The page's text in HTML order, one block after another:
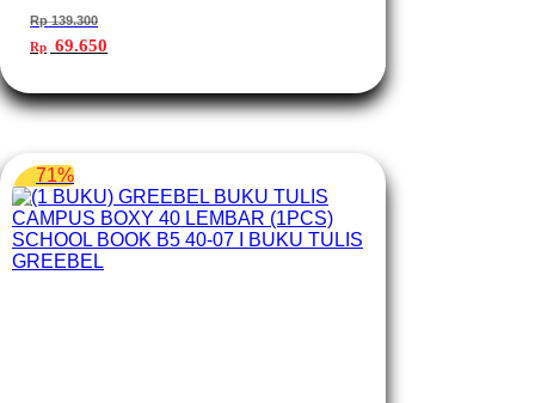
Rp139.300
Harga
aslinya
Rp 139.300.
Rp 69.650saat
adalah:
Rp 69.650.
71%